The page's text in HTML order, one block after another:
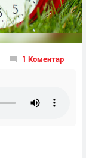
1 Коментар